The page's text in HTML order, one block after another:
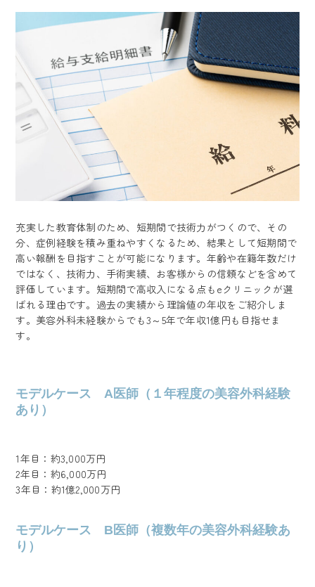
充実した教育体制のため、短期間で技術力がつくので、その
分、症例経験を積み重ねやすくなるため、結果として短期間で
高い報酬を目指すことが可能になります。年齢や在籍年数だけ
ではなく、技術力、手術実績、お客様からの信頼などを含めて
評価しています。短期間で高収入になる点もeクリニックが選
ばれる理由です。過去の実績から理論値の年収をご紹介しま
す。美容外科未経験からでも3～5年で年収1億円も目指せま
す。
モデルケース A医師（１年程度の美容外科経験
あり）
1年目：約3,000万円
2年目：約6,000万円
3年目：約1億2,000万円
モデルケース B医師（複数年の美容外科経験あ
り）